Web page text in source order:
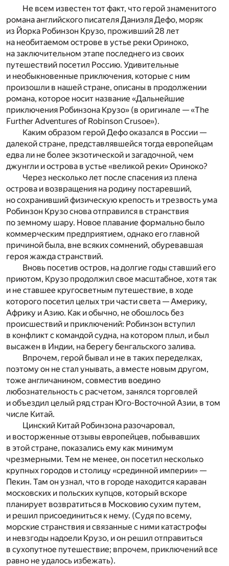
Не всем известен тот факт, что герой знаменитого
романа английского писателя Даниэля Дефо, моряк
из Йорка Робинзон Крузо, проживший 28 лет
на необитаемом острове в устье реки Ориноко,
на заключительном этапе последнего из своих
путешествий посетил Россию. Удивительные
и необыкновенные приключения, которые с ним
произошли в нашей стране, описаны в продолжении
романа, которое носит название «Дальнейшие
приключения Робинзона Крузо» (в оригинале — «The
Further Adventures of Robinson Crusoe»).
Каким образом герой Дефо оказался в России —
далекой стране, представлявшейся тогда европейцам
едва ли не более экзотической и загадочной, чем
джунгли и острова в устье «великой реки» Ориноко?
Через несколько лет после спасения из плена
острова и возвращения на родину постаревший,
но сохранивший физическую крепость и трезвость ума
Робинзон Крузо снова отправился в странствия
по земному шару. Новое плавание формально было
коммерческим предприятием, однако его главной
причиной была, вне всяких сомнений, обуревавшая
героя жажда странствий.
Вновь посетив остров, на долгие годы ставший его
приютом, Крузо продолжил свое масштабное, хотя так
и не ставшее кругосветным путешествие, в ходе
которого посетил целых три части света — Америку,
Африку и Азию. Как и обычно, не обошлось без
происшествий и приключений: Робинзон вступил
в конфликт с командой судна, на котором плыл, и был
высажен в Индии, на берегу бенгальского залива.
Впрочем, герой бывал и не в таких переделках,
поэтому он не стал унывать, а вместе новым другом,
тоже англичанином, совместив воедино
любознательность с расчетом, занялся торговлей
и объездил целый ряд стран Юго-Восточной Азии, в том
числе Китай.
Цинский Китай Робинзона разочаровал,
и восторженные отзывы европейцев, побывавших
в этой стране, показались ему как минимум
чрезмерными. Тем не менее, он посетил несколько
крупных городов и столицу «срединной империи» —
Пекин. Там он узнал, что в городе находится караван
московских и польских купцов, который вскоре
планирует возвратиться в Московию сухим путем,
и решил присоединиться к нему. (Судя по всему,
морские странствия и связанные с ними катастрофы
и невзгоды надоели Крузо, и он решил отправиться
в сухопутное путешествие; впрочем, приключений все
равно не удалось избежать).